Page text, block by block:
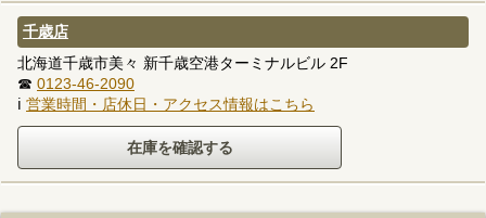
千歳店
北海道千歳市美々 新千歳空港ターミナルビル 2F
☎ 0123-46-2090
ℹ 営業時間・店休日・アクセス情報はこちら